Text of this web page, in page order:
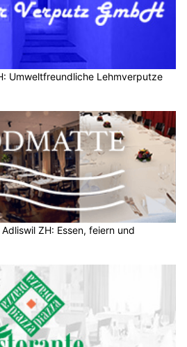
Umweltfreundliche Lehmverputze
ZH: Essen, feiern und